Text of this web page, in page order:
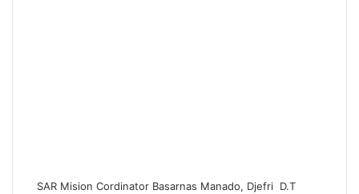
SAR Mision Cordinator Basarnas Manado, Djefri D.T